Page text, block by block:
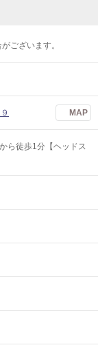
ございます。
MAP
ら徒歩1分【ヘッドス